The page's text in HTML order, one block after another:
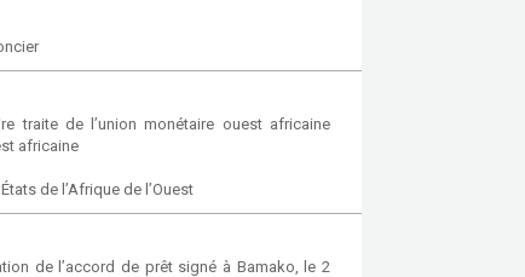
traite de l’union monétaire ouest africaine
africaine
de l’Afrique de l’Ouest
de l’accord de prêt signé à Bamako, le 2